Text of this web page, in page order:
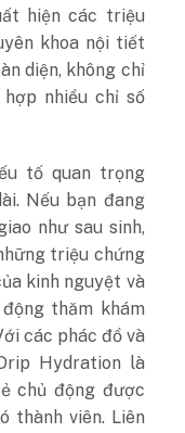
hiện các triệu
khoa nội tiết
diện, không chỉ
nhiều chỉ số
tố quan trọng
Nếu bạn đang
như sau sinh,
triệu chứng
kinh nguyệt và
thăm khám
các phác đồ và
Hydration là
chủ động được
thành viên. Liên